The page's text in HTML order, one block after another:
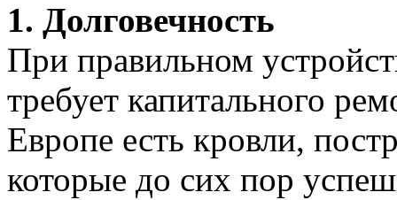
1. Долговечность
При правильном
требует капитального
Европе есть кровли,
которые до сих пор